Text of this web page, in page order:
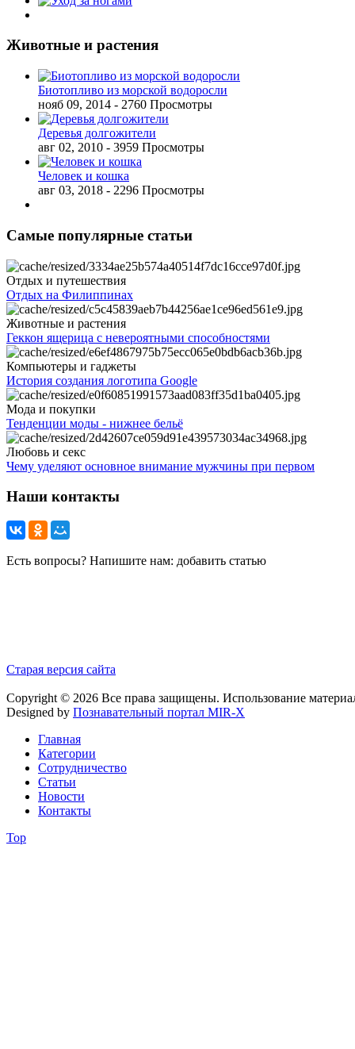
Животные и растения
Биотопливо из морской водоросли
нояб 09, 2014 - 2760 Просмотры
Деревья долгожители
авг 02, 2010 - 3959 Просмотры
Человек и кошка
авг 03, 2018 - 2296 Просмотры
Самые популярные статьи
Отдых и путешествия
Отдых на Филиппинах
Животные и растения
Геккон ящерица с невероятными способностями
Компьютеры и гаджеты
История создания логотипа Google
Мода и покупки
Тенденции моды - нижнее бельё
Любовь и секс
Чему уделяют основное внимание мужчины при первом
Наши контакты
Есть вопросы? Напишите нам: добавить статью
Старая версия сайта
Copyright © 2026 Все права защищены. Использование
Designed by Познавательный портал MIR-X
Главная
Категории
Сотрудничество
Статьи
Новости
Контакты
Top